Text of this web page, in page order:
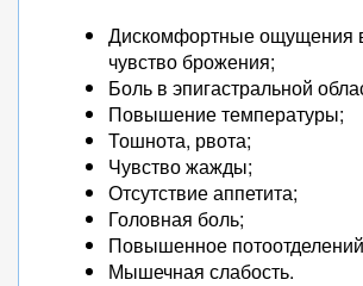
Дискомфортные ощущения
чувство брожения;
Боль в эпигастральной
Повышение температуры;
Тошнота, рвота;
Чувство жажды;
Отсутствие аппетита;
Головная боль;
Повышенное
Мышечная слабость.